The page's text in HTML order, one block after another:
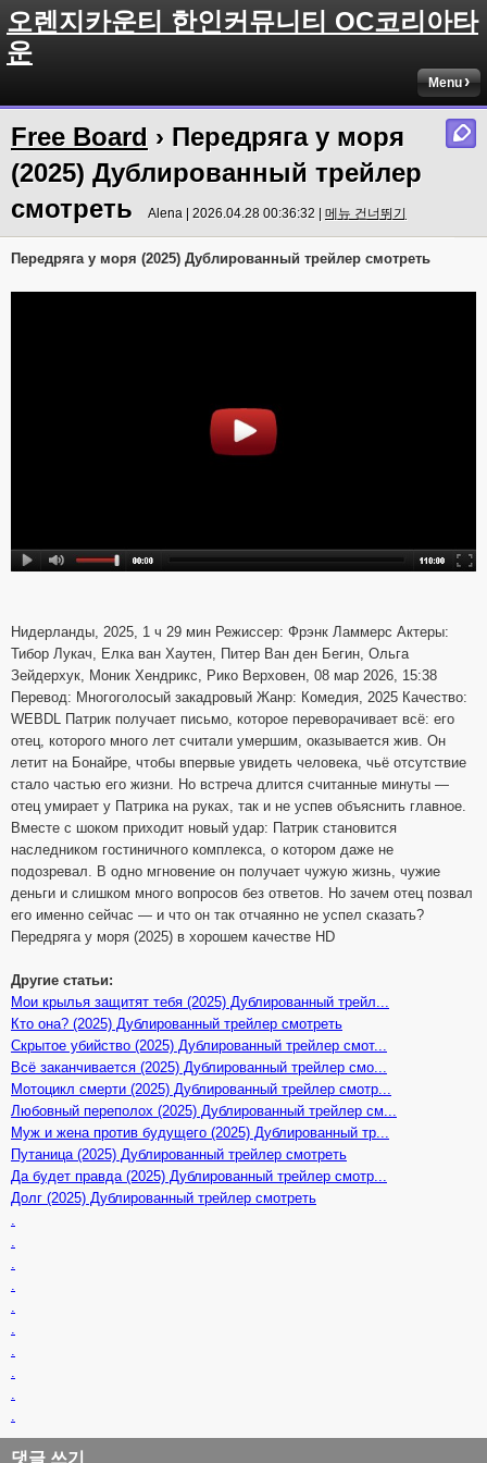
오렌지카운티 한인커뮤니티 OC코리아타
운
Menu
Free Board › Передряга у моря
(2025) Дублированный трейлер
смотреть
Alena | 2026.04.28 00:36:32 | 메뉴 건너뛰기
Передряга у моря (2025) Дублированный трейлер смотреть
Нидерланды, 2025, 1 ч 29 мин Режиссер: Фрэнк Ламмерс Актеры:
Тибор Лукач, Елка ван Хаутен, Питер Ван ден Бегин, Ольга
Зейдерхук, Моник Хендрикс, Рико Верховен, 08 мар 2026, 15:38
Перевод: Многоголосый закадровый Жанр: Комедия, 2025 Качество:
WEBDL Патрик получает письмо, которое переворачивает всё: его
отец, которого много лет считали умершим, оказывается жив. Он
летит на Бонайре, чтобы впервые увидеть человека, чьё отсутствие
стало частью его жизни. Но встреча длится считанные минуты —
отец умирает у Патрика на руках, так и не успев объяснить главное.
Вместе с шоком приходит новый удар: Патрик становится
наследником гостиничного комплекса, о котором даже не
подозревал. В одно мгновение он получает чужую жизнь, чужие
деньги и слишком много вопросов без ответов. Но зачем отец позвал
его именно сейчас — и что он так отчаянно не успел сказать?
Передряга у моря (2025) в хорошем качестве HD
Другие статьи:
Мои крылья защитят тебя (2025) Дублированный трейл...
Кто она? (2025) Дублированный трейлер смотреть
Скрытое убийство (2025) Дублированный трейлер смот...
Всё заканчивается (2025) Дублированный трейлер смо...
Мотоцикл смерти (2025) Дублированный трейлер смотр...
Любовный переполох (2025) Дублированный трейлер см...
Муж и жена против будущего (2025) Дублированный тр...
Путаница (2025) Дублированный трейлер смотреть
Да будет правда (2025) Дублированный трейлер смотр...
Долг (2025) Дублированный трейлер смотреть
댓글 쓰기